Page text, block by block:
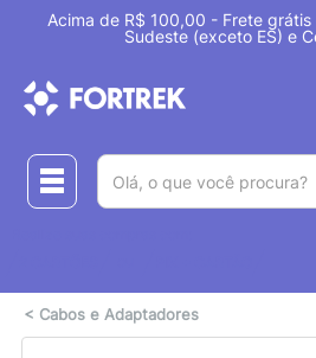
Acima de R$ 100,00 - Frete grátis
Sudeste (exceto ES) e
< Cabos e Adaptadores